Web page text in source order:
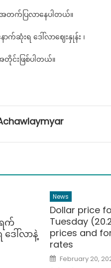
စျေး၊
နှုန်း
အတက်ပြလာနေပါတယ်။
က်ဆုံးရ ဒေါ်လာဈေးနှုန်း ၊
တိုင်းဖြစ်ပါတယ်။
က်
ဒေါ်လာနဲ့
News
Dollar price
Tuesday
prices and
rates
Posted
on
February 20,